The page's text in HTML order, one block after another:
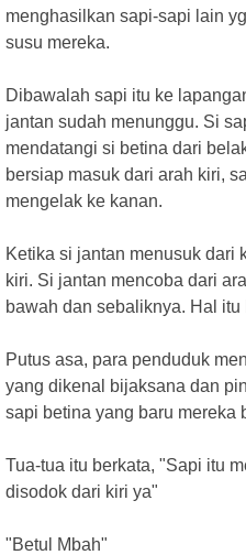
menghasilkan sapi-sapi lain
susu mereka.
Dibawalah sapi itu ke
jantan sudah menunggu. Si
mendatangi si betina dari
bersiap masuk dari arah kiri,
mengelak ke kanan.
Ketika si jantan menusuk dari
kiri. Si jantan mencoba dari
bawah dan sebaliknya. Hal
Putus asa, para penduduk
yang dikenal bijaksana dan
sapi betina yang baru mereka
Tua-tua itu berkata, "Sapi itu
disodok dari kiri ya"
"Betul Mbah"